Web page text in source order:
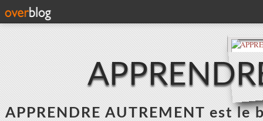
APPRENDRE AUTREMENT est